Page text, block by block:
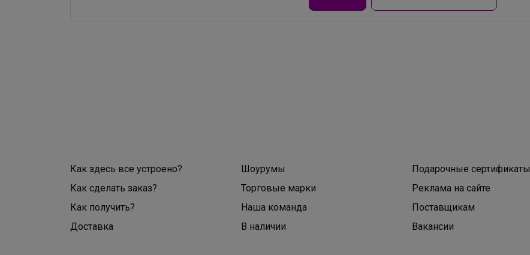
Как здесь все устроено?
Как сделать заказ?
Как получить?
Доставка
Шоурумы
Торговые марки
Наша команда
В наличии
Подарочные сертификаты
Реклама на сайте
Поставщикам
Вакансии